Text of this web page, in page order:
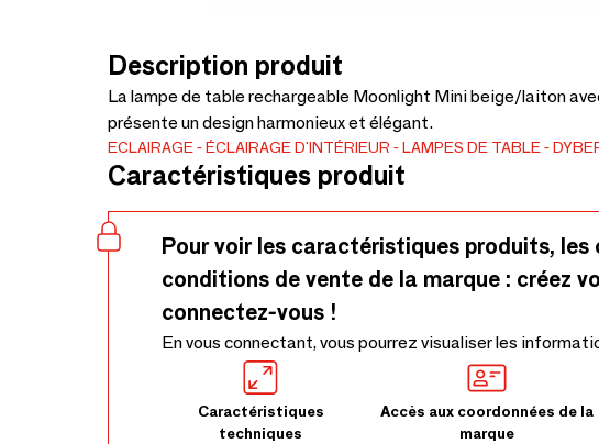
Description produit
La lampe de table rechargeable Moonlight Mini beige/laiton
présente un design harmonieux et élégant.
ECLAIRAGE ÉCLAIRAGE D'INTÉRIEUR LAMPES DE TABLE
Caractéristiques produit
Pour voir les caractéristiques produits, les
conditions de vente de la marque : créez
connectez-vous !
En vous connectant, vous pourrez visualiser les
Caractéristiques
techniques
Accès aux coordonnées de la
marque